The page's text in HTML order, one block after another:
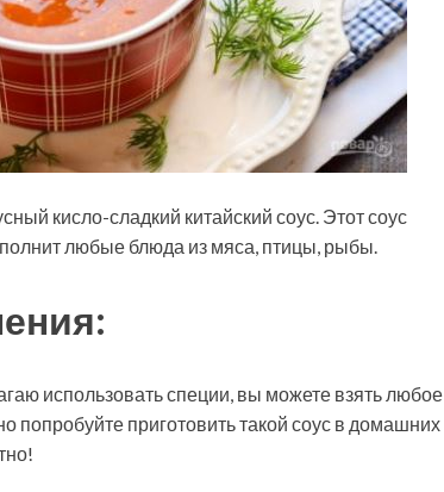
кисло-сладкий китайский соус. Этот соус
любые блюда из мяса, птицы, рыбы.
использовать специи, вы можете взять любое
попробуйте приготовить такой соус в домашних